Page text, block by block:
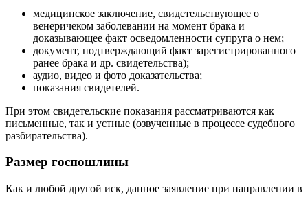
медицинское заключение, свидетельствующее о
венеричеком заболевании на момент брака и
доказывающее факт осведомленности супруга о нем;
документ, подтверждающий факт зарегистрированного
ранее брака и др. свидетельства);
аудио, видео и фото доказательства;
показания свидетелей.
При этом свидетельские показания рассматриваются как
письменные, так и устные (озвученные в процессе судебного
разбирательства).
Размер госпошлины
Как и любой другой иск, данное заявление при направлении в